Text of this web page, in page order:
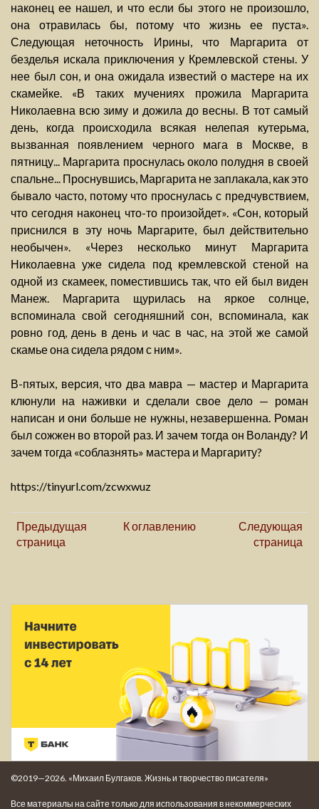
наконец ее нашел, и что если бы этого не произошло,
она отравилась бы, потому что жизнь ее пуста».
Следующая неточность Ирины, что Маргарита от
безделья искала приключения у Кремлевской стены. У
нее был сон, и она ожидала известий о мастере на их
скамейке. «В таких мучениях прожила Маргарита
Николаевна всю зиму и дожила до весны. В тот самый
день, когда происходила всякая нелепая кутерьма,
вызванная появлением черного мага в Москве, в
пятницу... Маргарита проснулась около полудня в своей
спальне... Проснувшись, Маргарита не заплакала, как это
бывало часто, потому что проснулась с предчувствием,
что сегодня наконец что-то произойдет». «Сон, который
приснился в эту ночь Маргарите, был действительно
необычен». «Через несколько минут Маргарита
Николаевна уже сидела под кремлевской стеной на
одной из скамеек, поместившись так, что ей был виден
Манеж. Маргарита щурилась на яркое солнце,
вспоминала свой сегодняшний сон, вспоминала, как
ровно год, день в день и час в час, на этой же самой
скамье она сидела рядом с ним».
В-пятых, версия, что два мавра — мастер и Маргарита
клюнули на наживки и сделали свое дело — роман
написан и они больше не нужны, незавершенна. Роман
был сожжен во второй раз. И зачем тогда он Воланду? И
зачем тогда «соблазнять» мастера и Маргариту?
https://tinyurl.com/zcwxwuz
Предыдущая
страница
К оглавлению
Следующая
страница
©2019—2026. «Михаил Булгаков. Жизнь и творчество писателя»
Все материалы на сайте только для использования в некоммерческих